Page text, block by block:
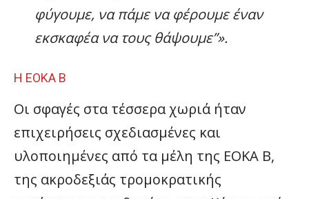
φύγουμε, να πάμε να φέρουμε έναν
εκσκαφέα να τους θάψουμε”».
Η ΕΟΚΑ Β
Οι σφαγές στα τέσσερα χωριά ήταν
επιχειρήσεις σχεδιασμένες και
υλοποιημένες από τα μέλη της ΕΟΚΑ Β,
της ακροδεξιάς τρομοκρατικής